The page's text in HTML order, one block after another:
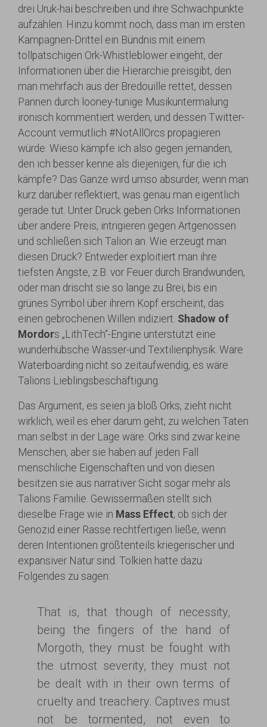
drei Uruk-hai beschreiben und ihre Schwachpunkte
aufzählen. Hinzu kommt noch, dass man im ersten
Kampagnen-Drittel ein Bündnis mit einem
tollpatschigen Ork-Whistleblower eingeht, der
Informationen über die Hierarchie preisgibt, den
man mehrfach aus der Bredouille rettet, dessen
Pannen durch looney-tunige Musikuntermalung
ironisch kommentiert werden, und dessen Twitter-
Account vermutlich #NotAllOrcs propagieren
würde. Wieso kämpfe ich also gegen jemanden,
den ich besser kenne als diejenigen, für die ich
kämpfe? Das Ganze wird umso absurder, wenn man
kurz darüber reflektiert, was genau man eigentlich
gerade tut. Unter Druck geben Orks Informationen
über andere Preis, intrigieren gegen Artgenossen
und schließen sich Talion an. Wie erzeugt man
diesen Druck? Entweder exploitiert man ihre
tiefsten Ängste, z.B. vor Feuer durch Brandwunden,
oder man drischt sie so lange zu Brei, bis ein
grünes Symbol über ihrem Kopf erscheint, das
einen gebrochenen Willen indiziert. Shadow of
Mordors „LithTech“-Engine unterstützt eine
wunderhübsche Wasser-und Textilienphysik. Wäre
Waterboarding nicht so zeitaufwendig, es wäre
Talions Lieblingsbeschäftigung.
Das Argument, es seien ja bloß Orks, zieht nicht
wirklich, weil es eher darum geht, zu welchen Taten
man selbst in der Lage wäre. Orks sind zwar keine
Menschen, aber sie haben auf jeden Fall
menschliche Eigenschaften und von diesen
besitzen sie aus narrativer Sicht sogar mehr als
Talions Familie. Gewissermaßen stellt sich
dieselbe Frage wie in Mass Effect, ob sich der
Genozid einer Rasse rechtfertigen ließe, wenn
deren Intentionen größtenteils kriegerischer und
expansiver Natur sind. Tolkien hatte dazu
Folgendes zu sagen:
That is, that though of necessity,
being the fingers of the hand of
Morgoth, they must be fought with
the utmost severity, they must not
be dealt with in their own terms of
cruelty and treachery. Captives must
not be tormented, not even to